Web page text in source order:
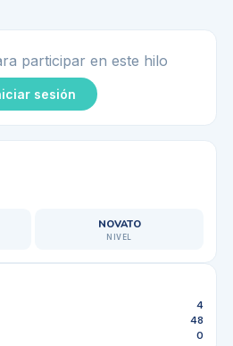
participar en este hilo
sesión
NOVATO
NIVEL
4
48
0